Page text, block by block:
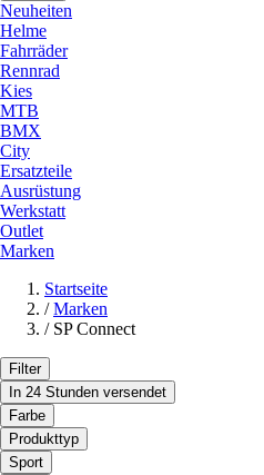
Neuheiten
Helme
Fahrräder
Rennrad
Kies
MTB
BMX
City
Ersatzteile
Ausrüstung
Werkstatt
Outlet
Marken
Startseite
/ Marken
/ SP Connect
Filter
In 24 Stunden versendet
Farbe
Produkttyp
Sport